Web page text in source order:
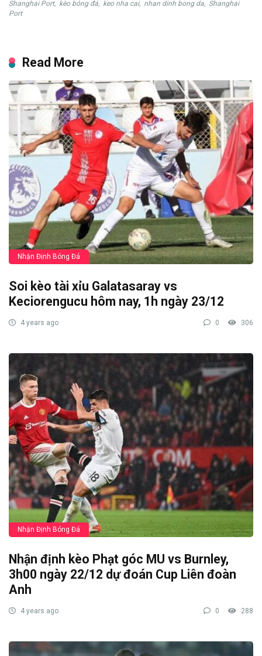
Shanghai Port, kèo bóng đá, keo nha cai, nhan dinh bong da, Shanghai
Port
Read More
Nhận Định Bóng Đá
Soi kèo tài xỉu Galatasaray vs
Keciorengucu hôm nay, 1h ngày 23/12
4 years ago 0 306
Nhận Định Bóng Đá
Nhận định kèo Phạt góc MU vs Burnley,
3h00 ngày 22/12 dự đoán Cup Liên đoàn
Anh
4 years ago 0 288